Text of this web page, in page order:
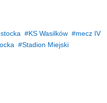
KS Wasilków
mecz IV
Stadion Miejski